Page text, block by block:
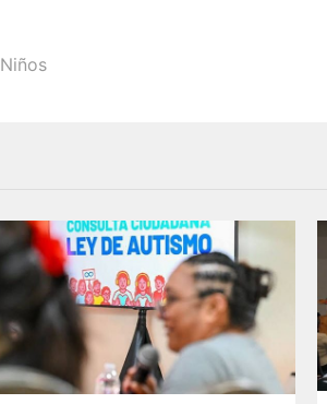
Niños